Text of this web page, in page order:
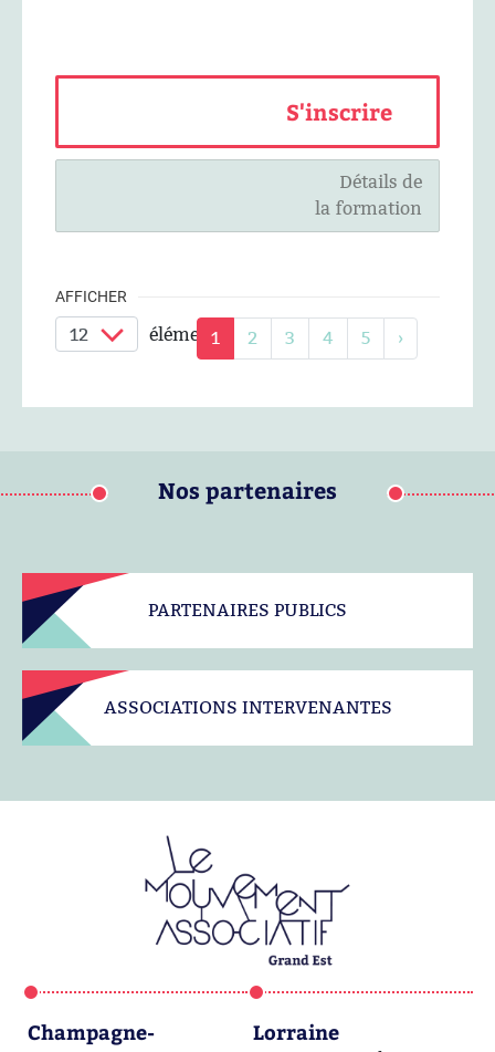
S'inscrire
Détails de
la formation
1 2 3 4 5 ›
AFFICHER
éléments / page
Nos partenaires
PARTENAIRES PUBLICS
ASSOCIATIONS INTERVENANTES
Champagne-
Lorraine